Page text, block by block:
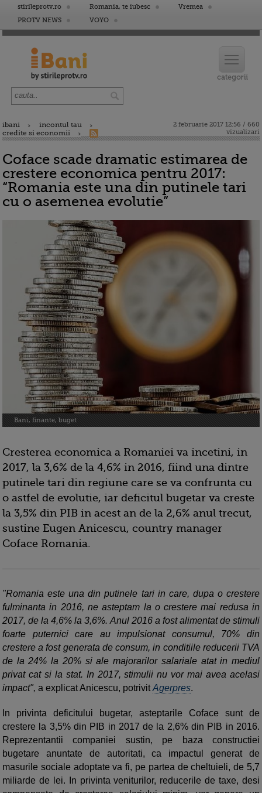
stirileprotv.ro Romania, te iubesc
Vremea
PROTV NEWS
VOYO
ibani
incontul tau
credite si economii
2 februarie 2017 12:56 / 660
vizualizari
Coface scade dramatic estimarea de
crestere economica pentru 2017:
“Romania este una din putinele tari
cu o asemenea evolutie”
Bani, finante, buget
Cresterea economica a Romaniei va incetini, in
2017, la 3,6% de la 4,6% in 2016, fiind una dintre
putinele tari din regiune care se va confrunta cu
o astfel de evolutie, iar deficitul bugetar va creste
la 3,5% din PIB in acest an de la 2,6% anul trecut,
sustine Eugen Anicescu, country manager
Coface Romania.
"Romania este una din putinele tari in care, dupa o crestere
fulminanta in 2016, ne asteptam la o crestere mai redusa in
2017, de la 4,6% la 3,6%. Anul 2016 a fost alimentat de stimuli
foarte puternici care au impulsionat consumul, 70% din
crestere a fost generata de consum, in conditiile reducerii TVA
de la 24% la 20% si ale majorarilor salariale atat in mediul
privat cat si la stat. In 2017, stimulii nu vor mai avea acelasi
impact", a explicat Anicescu, potrivitAgerpres.
In privinta deficitului bugetar, asteptarile Coface sunt de
crestere la 3,5% din PIB in 2017 de la 2,6% din PIB in 2016.
Reprezentantii companiei sustin, pe baza constructiei
bugetare anuntate de autoritati, ca impactul generat de
masurile sociale adoptate va fi, pe partea de cheltuieli, de 5,7
miliarde de lei. In privinta veniturilor, reducerile de taxe, desi